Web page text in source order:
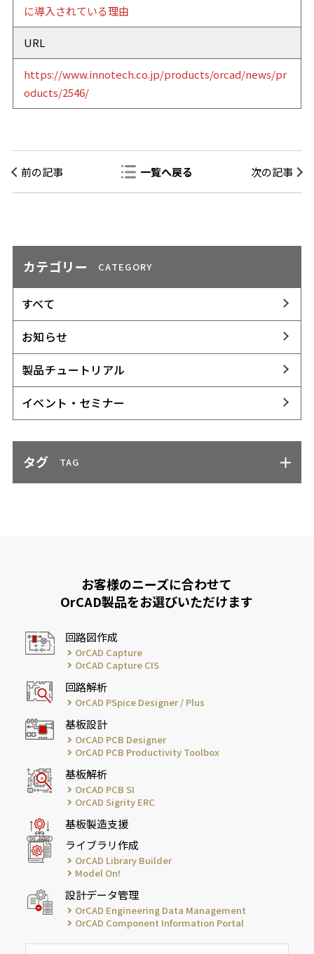
に導入されている理由
URL
https://www.innotech.co.jp/products/orcad/news/pr
oducts/2546/
前の記事 一覧へ戻る 次の記事
カテゴリー CATEGORY
すべて
お知らせ
製品チュートリアル
イベント・セミナー
タグ TAG
お客様のニーズに合わせて
OrCAD製品をお選びいただけます
回路図作成
OrCAD Capture
OrCAD Capture CIS
回路解析
OrCAD PSpice Designer / Plus
基板設計
OrCAD PCB Designer
OrCAD PCB Productivity Toolbox
基板解析
OrCAD PCB SI
OrCAD Sigrity ERC
基板製造支援
ライブラリ作成
OrCAD Library Builder
Model On!
設計データ管理
OrCAD Engineering Data Management
OrCAD Component Information Portal